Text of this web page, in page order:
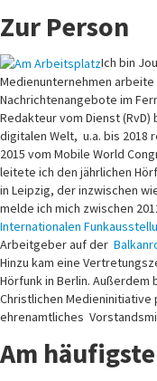
Zur Person
Ich bin
Medienunternehmen arbeite
Nachrichtenangebote im
Redakteur vom Dienst
digitalen Welt, u.a. bis 2018
2015 vom Mobile World
leitete ich den jährlichen
in Leipzig, der inzwischen
melde ich mich zwischen
Internationalen
Arbeitgeber auf der
Hinzu kam eine
Hörfunk in Berlin.
Christlichen Medieninitiative
ehrenamtliches
Am